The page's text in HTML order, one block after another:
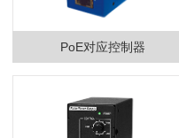
PoE对应控制器